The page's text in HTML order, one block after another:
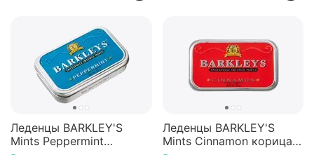
Леденцы BARKLEY'S
Mints Peppermint
Леденцы BARKLEY'S
Mints Cinnamon корица